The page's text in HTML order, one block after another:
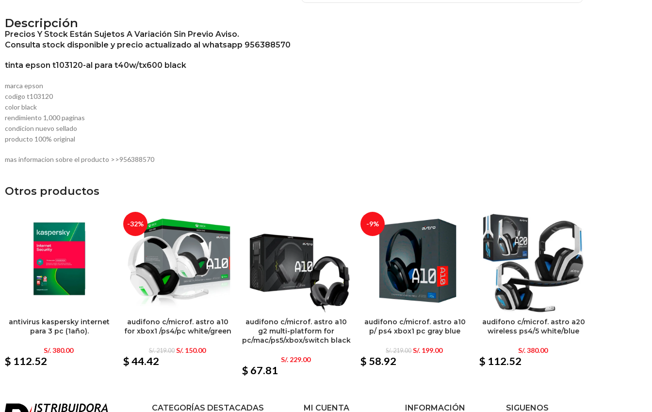
Descripción
Precios Y Stock Están Sujetos A Variación Sin Previo Aviso.
Consulta stock disponible y precio actualizado al whatsapp 956388570
tinta epson t103120-al para t40w/tx600 black
marca epson
codigo t103120
color black
rendimiento 1,000 paginas
condicion nuevo sellado
producto 100% original
mas informacion sobre el producto >>956388570
Otros productos
antivirus kaspersky internet
para 3 pc (1año).
S/.380.00
$ 112.52
-32%
audifono c/microf. astro a10
for xbox1 /ps4/pc white/green
S/.219.00 S/.150.00
$ 44.42
audifono c/microf. astro a10
g2 multi-platform for
pc/mac/ps5/xbox/switch black
S/.229.00
$ 67.81
-9%
audifono c/microf. astro a10
p/ ps4 xbox1 pc gray blue
S/.219.00 S/. 199.00
$ 58.92
audifono c/microf. astro a20
wireless ps4/5 white/blue
S/.380.00
$ 112.52
CATEGORÍAS DESTACADAS MI CUENTA INFORMACIÓN SIGUENOS